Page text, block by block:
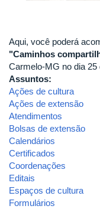
Aqui, você poderá
"Caminhos
Carmelo-MG no dia 25
Assuntos:
Ações de cultura
Ações de extensão
Atendimentos
Bolsas de extensão
Calendários
Certificados
Coordenações
Editais
Espaços de cultura
Formulários